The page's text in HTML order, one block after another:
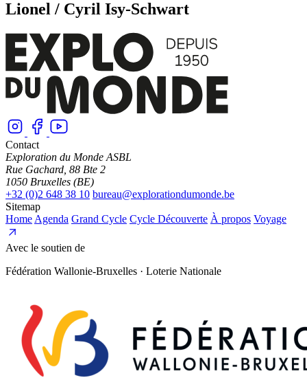
Lionel / Cyril Isy-Schwart
Contact
Exploration du Monde ASBL
Rue Gachard, 88 Bte 2
1050 Bruxelles (BE)
+32 (0)2 648 38 10 bureau@explorationdumonde.be
Sitemap
Home Agenda Grand Cycle Cycle Découverte À propos Voyage
Avec le soutien de
Fédération Wallonie-Bruxelles · Loterie Nationale